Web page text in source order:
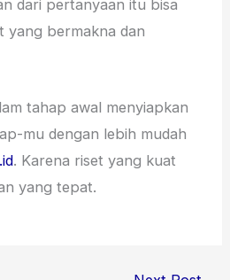
dari pertanyaan itu bisa
yang bermakna dan
tahap awal menyiapkan
mu dengan lebih mudah
. Karena riset yang kuat
yang tepat.